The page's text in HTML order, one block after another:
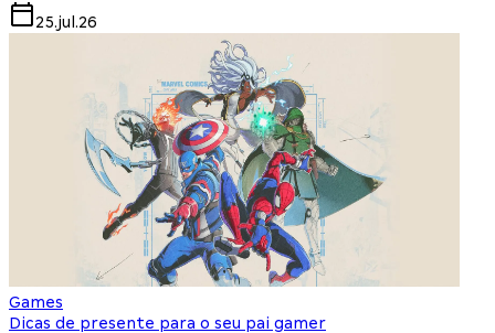
25.jul.26
Games
Dicas de presente para o seu pai gamer